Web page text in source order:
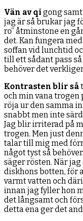
Vän av qi gong
jag är så brukar jag
ro” åtminstone en
det. Kan fungera
soffan vid lunchtid
till ett sådant pass
behöver det
Kontrasten blir så
och min vana trogen
röja ur den samma
snabbt men inte
Jag blir irriterad på
trogen. Men just
talar till mig med
något tyst så
säger rösten. När
diskhons botten, för
varmt vatten och
innan jag fyller hon
det långsamt och
detta ena ger det